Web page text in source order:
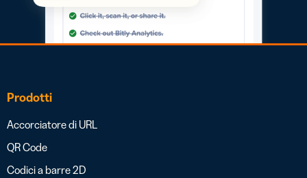
Prodotti
Accorciatore di URL
QR Code
Codici a barre 2D